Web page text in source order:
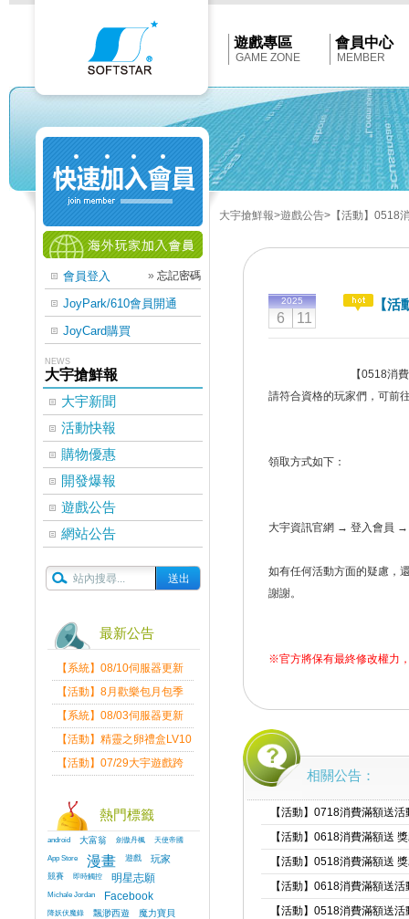
Softstar
遊戲專區
GAME ZONE
會員中心
MEMBER
會員登入 » 忘記密碼
JoyPark/610會員開通
JoyCard購買
NEWS
大宇搶鮮報
大宇新聞
活動快報
購物優惠
開發爆報
遊戲公告
網站公告
最新公告
【系統】08/10伺服器更新
維護公告
【活動】8月歡樂包月包季
送
【系統】08/03伺服器更新
維護公告
【活動】精靈之卵禮盒LV10
限量發送中
【活動】07/29大宇遊戲跨
熱門標籤
android 大富翁 劍傲丹楓
天使帝國
App Store
漫畫 遊戲 玩家
競賽 即時觸控 明星志願
Michale Jordan Facebook
降妖伏魔錄 飄渺西遊 魔力寶貝
大宇搶鮮報>遊戲公告>【活動】0518
2025
6 11
【
【0518消費滿額送
請符合資格的玩家們，可前
領取方式如下：
大宇資訊官網 → 登入會員
如有任何活動方面的疑慮，
謝謝。
※官方將保有最終修改權力
相關公告：
【活動】0718消費滿額送
【活動】0618消費滿額送
【活動】0518消費滿額送
【活動】0618消費滿額送
【活動】0518消費滿額送